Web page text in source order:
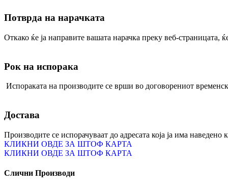
11.340,00ден
Избери опции This product has multiple variants. The options
Боја
Исчисти
-
Елемент на предсобје АРАН 1К1Ф количина
5.920,00ден
Потврда на нарачката
Откако ќе ја направите вашата нарачка преку веб-страницата,
Рок на испорака
Испораката на производите се врши во договорениот
Достава
Производите се испорачуваат до адресата која ја има
КЛИКНИ ОВДЕ ЗА ШТОФ КАРТА
КЛИКНИ ОВДЕ ЗА ШТОФ КАРТА
Слични Производи